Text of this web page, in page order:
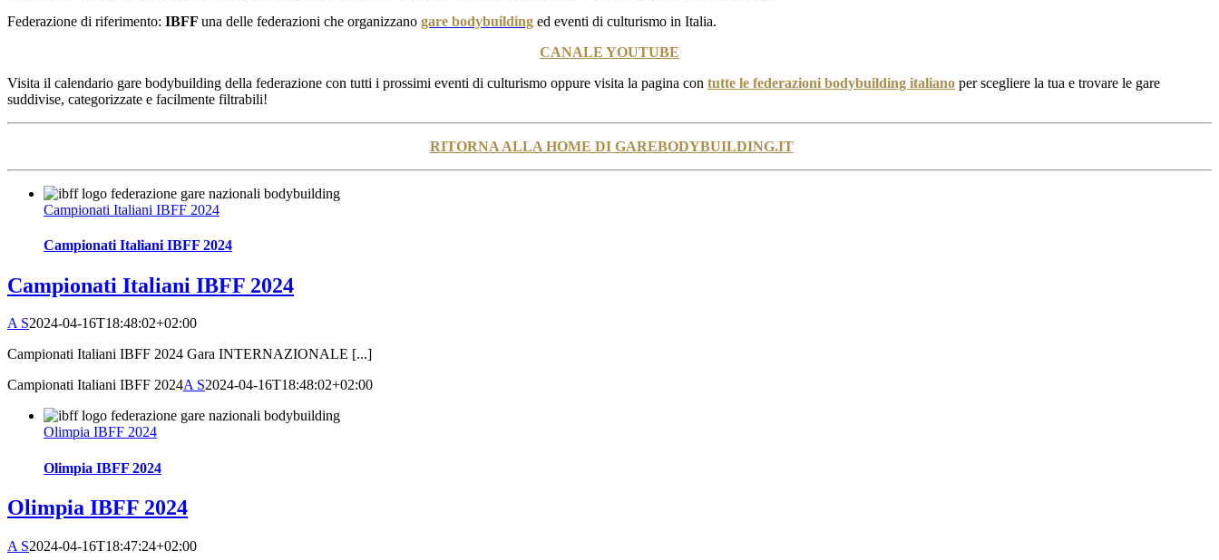
Federazione di riferimento: IBFF una delle federazioni che organizzano gare bodybuilding ed eventi di culturismo in Italia.
CANALE YOUTUBE
Visita il calendario gare bodybuilding della federazione con tutti i prossimi eventi di culturismo oppure visita la pagina con tutte le federazioni bodybuilding italiano per scegliere la tua e trovare le gare
suddivise, categorizzate e facilmente filtrabili!
RITORNA ALLA HOME DI GAREBODYBUILDING.IT
Campionati Italiani IBFF 2024
Campionati Italiani IBFF 2024
Campionati Italiani IBFF 2024
A S2024-04-16T18:48:02+02:00
Campionati Italiani IBFF 2024 Gara INTERNAZIONALE [...]
Campionati Italiani IBFF 2024A S2024-04-16T18:48:02+02:00
Olimpia IBFF 2024
Olimpia IBFF 2024
Olimpia IBFF 2024
A S2024-04-16T18:47:24+02:00